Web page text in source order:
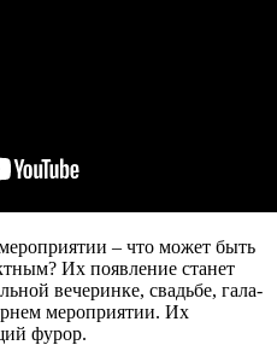
– что может быть
Их появление станет
вечеринке, свадьбе, гала-
мероприятии. Их
фурор.